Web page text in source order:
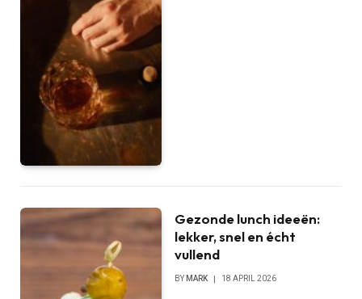
Gezonde lunch ideeën:
lekker, snel en écht
vullend
BY MARK 18 APRIL 2026